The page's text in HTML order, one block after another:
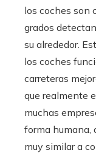
los coches son
grados
su alrededor.
los coches
carreteras
que realmente
muchas
forma humana,
muy similar a